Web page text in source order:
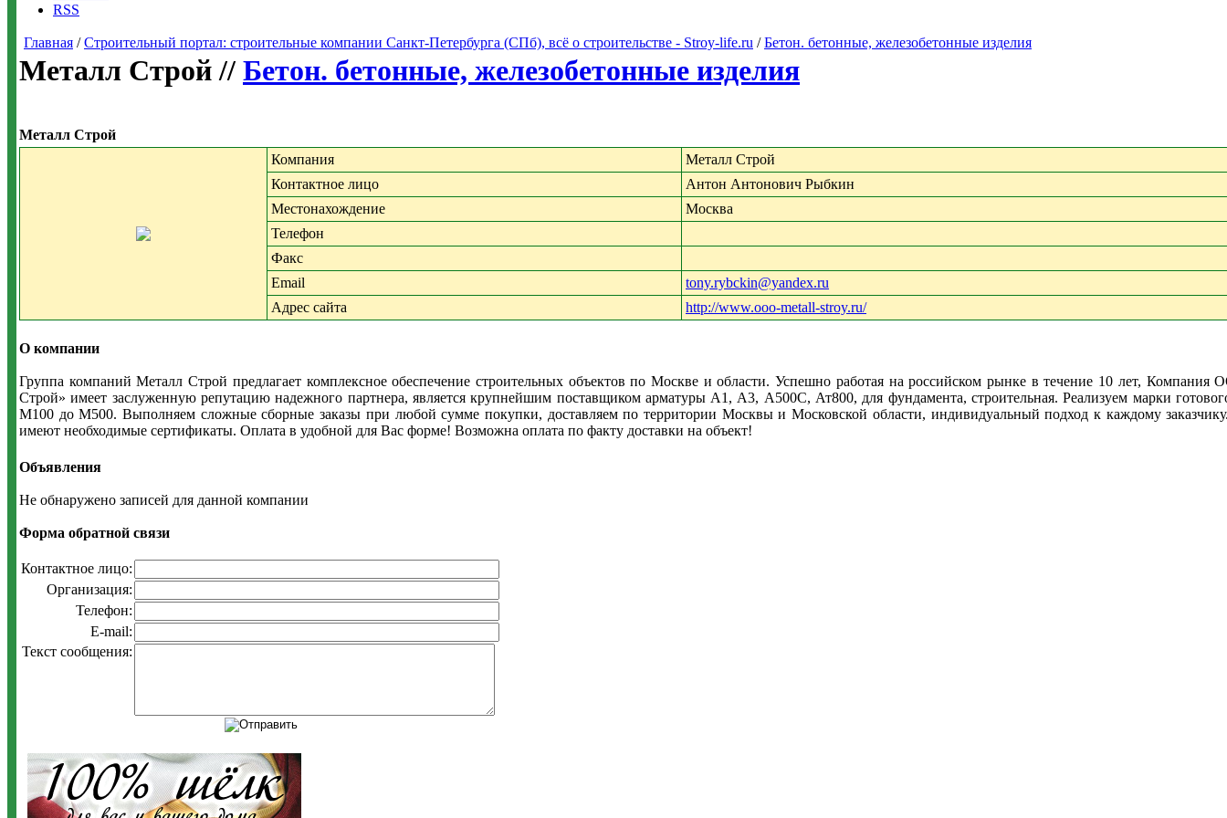
RSS
Главная /Строительный портал: строительные компании Санкт-Петербурга (СПб), всё о строительстве - Stroy-life.ru /Бетон. бетонные, железобетонные изделия
Металл Строй // Бетон. бетонные, железобетонные изделия
Металл Строй
Компания
Металл Строй
Контактное лицо
Антон Антонович Рыбкин
Местонахождение
Москва
Телефон
Факс
Email
tony.rybckin@yandex.ru
Адрес сайта
http://www.ooo-metall-stroy.ru/
О компании
Группа компаний Металл Строй предлагает комплексное обеспечение строительных объектов по Москве и области. Успешно работая на российском рынке в течение 10 лет, Компания
Строй» имеет заслуженную репутацию надежного партнера, является крупнейшим поставщиком арматуры А1, А3, А500С, Ат800, для фундамента, строительная. Реализуем марки
М100 до М500. Выполняем сложные сборные заказы при любой сумме покупки, доставляем по территории Москвы и Московской области, индивидуальный подход к каждому
имеют необходимые сертификаты. Оплата в удобной для Вас форме! Возможна оплата по факту доставки на объект!
Объявления
Не обнаружено записей для данной компании
Форма обратной связи
Контактное лицо:
Организация:
Телефон:
E-mail:
Текст сообщения: